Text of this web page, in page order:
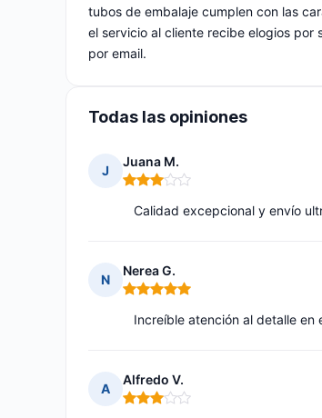
tubos de embalaje cumplen con las
el servicio al cliente recibe elogios
por email.
Todas las opiniones
J
Juana M.
Nota: 3 de 5
Calidad excepcional y envío
N
Nerea G.
Nota: 5 de 5
Increíble atención al detalle en
A
Alfredo V.
Nota: 3 de 5